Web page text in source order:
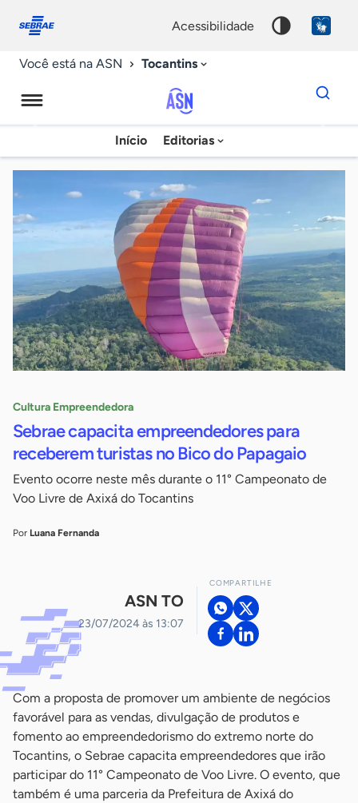
conosco
acessibilidade
Você está na ASN Tocantins
Agência
Sebrae
de
Notícias
Início Editorias
Dados
para
chave
Cultura Empreendedora
Sebrae capacita empreendedores para
receberem turistas no Bico do Papagaio
Evento ocorre neste mês durante o 11° Campeonato de
Voo Livre de Axixá do Tocantins
Por Luana Fernanda
ASN TO
23/07/2024 às 13:07
COMPARTILHE
Com a proposta de promover um ambiente de negócios
favorável para as vendas, divulgação de produtos e
fomento ao empreendedorismo do extremo norte do
Tocantins, o Sebrae capacita empreendedores que irão
participar do 11° Campeonato de Voo Livre. O evento, que
também é uma parceria da Prefeitura de Axixá do